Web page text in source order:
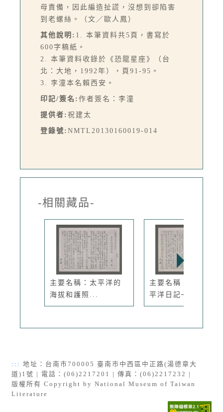
母責備，因此編造扯謊，沒想到卻陷害
到老螺絲。（文／歐人鳳）
其他說明: 1. 本筆資料共5頁，書寫於
600字稿紙。
2. 本筆資料收錄於《恐龍星座》（台
北：大地，1992年），頁91-95。
3. 李潼本名賴西安。
印記/簽名: 作者簽名：李潼
提供者: 祝建太
登錄號: NMTL20130160019-014
-相關藏品-
主要名稱：太平洋的
海拔和護照...
主要名稱：蔚藍的太
平洋日記─...
::: 地址：台南市700005 臺南市中西區中正路(湯德章大
道)1號 | 電話：(06)2217201 | 傳真：(06)2217232 |
版權所有 Copyright by National Museum of Taiwan
Literature